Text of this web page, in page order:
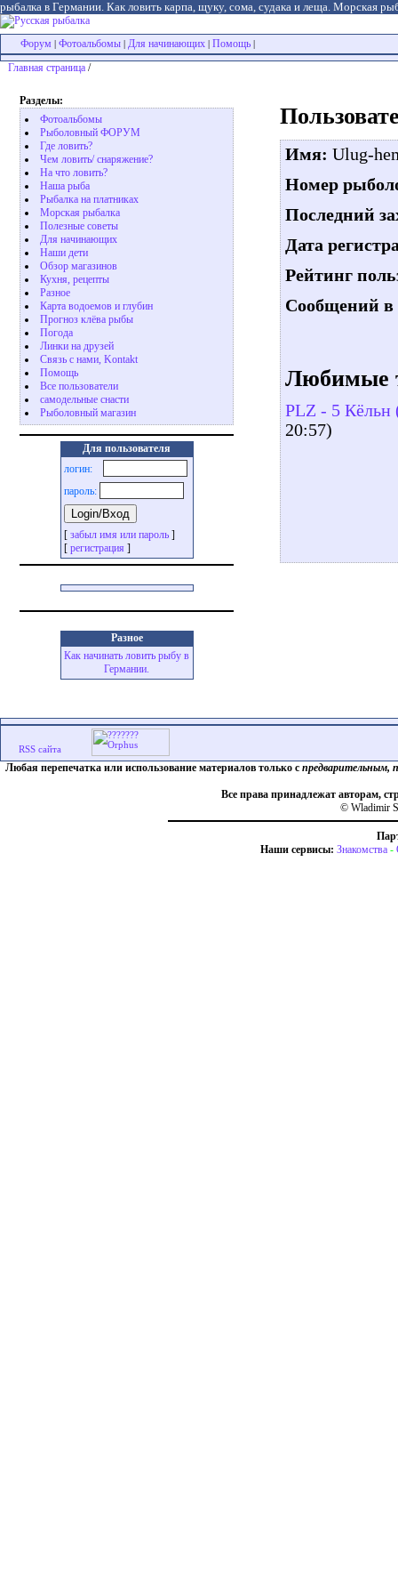
рыбалка в Германии. Как ловить карпа, щуку, сома, судака и леща. Морская
Форум Фотоальбомы Для начинающих Помощь
Главная страница /
Разделы:
Фотоальбомы
Рыболовный ФОРУМ
Где ловить?
Чем ловить/ снаряжение?
На что ловить?
Наша рыба
Рыбалка на платниках
Морская рыбалка
Полезные советы
Для начинающих
Наши дети
Обзор магазинов
Кухня, рецепты
Разное
Карта водоемов и глубин
Прогноз клёва рыбы
Погода
Линки на друзей
Связь с нами, Kontakt
Помощь
Все пользователи
самодельные снасти
Рыболовный магазин
Для пользователя
логин:
пароль:
[ забыл имя или пароль]
[ регистрация ]
Разное
Как начинать ловить рыбу в
Германии.
Имя: Ulug-
Номер
Последний
Дата
Рейтинг
Сообщений в
Любимые
PLZ - 5 Кёльн
20:57)
Любая перепечатка или использование материалов только с предварительным,
Все права принадлежат авторам,
© Wladimir
Наши сервисы: Знакомства -